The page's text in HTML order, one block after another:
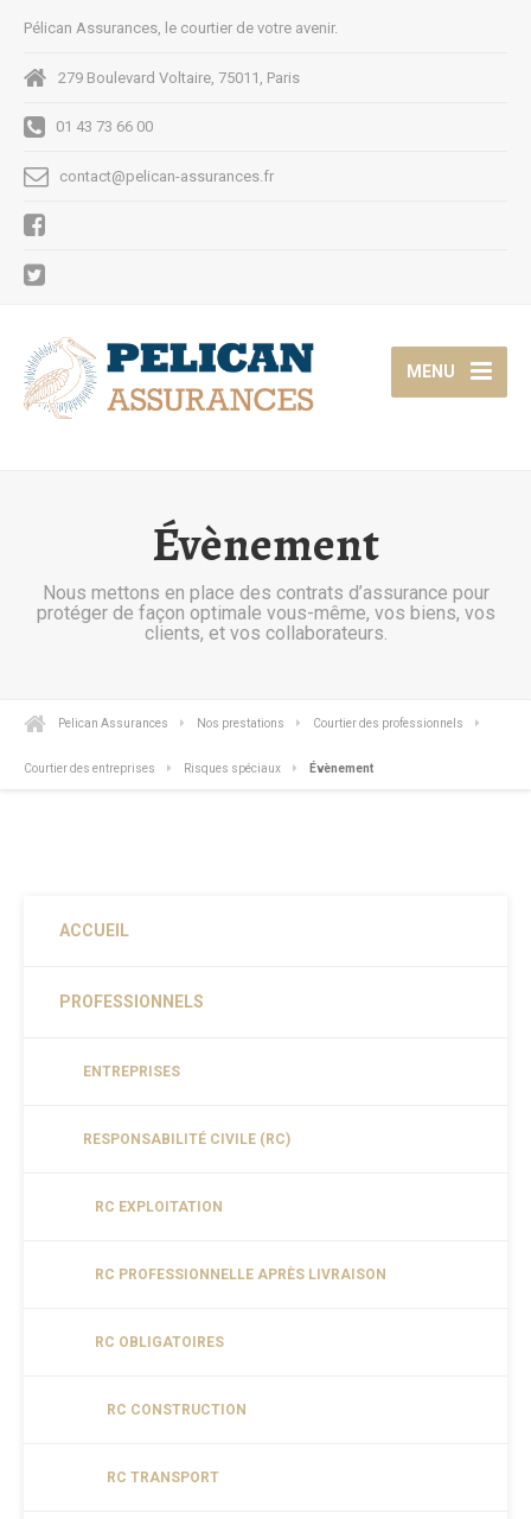
Pélican Assurances, le courtier de votre avenir.
279 Boulevard Voltaire, 75011, Paris
01 43 73 66 00
contact@pelican-assurances.fr
MENU
Évènement
Nous mettons en place des contrats d’assurance pour
protéger de façon optimale vous-même, vos biens, vos
clients, et vos collaborateurs.
Pelican Assurances Nos prestations Courtier des professionnels
Courtier des entreprises Risques spéciaux Évènement
ACCUEIL
PROFESSIONNELS
ENTREPRISES
RESPONSABILITÉ CIVILE (RC)
RC EXPLOITATION
RC PROFESSIONNELLE APRÈS LIVRAISON
RC OBLIGATOIRES
RC CONSTRUCTION
RC TRANSPORT